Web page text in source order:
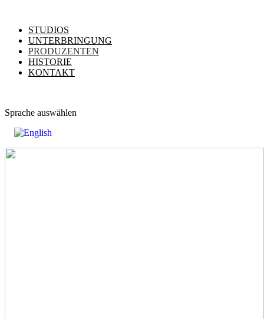
STUDIOS
UNTERBRINGUNG
PRODUZENTEN
HISTORIE
KONTAKT
Sprache auswählen